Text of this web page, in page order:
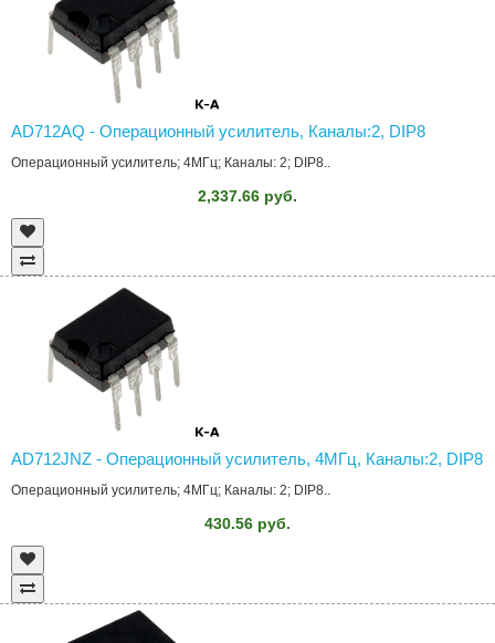
AD712AQ - Операционный усилитель, Каналы:2, DIP8
Операционный усилитель; 4МГц; Каналы: 2; DIP8..
2,337.66 руб.
AD712JNZ - Операционный усилитель, 4МГц, Каналы:2, DIP8
Операционный усилитель; 4МГц; Каналы: 2; DIP8..
430.56 руб.